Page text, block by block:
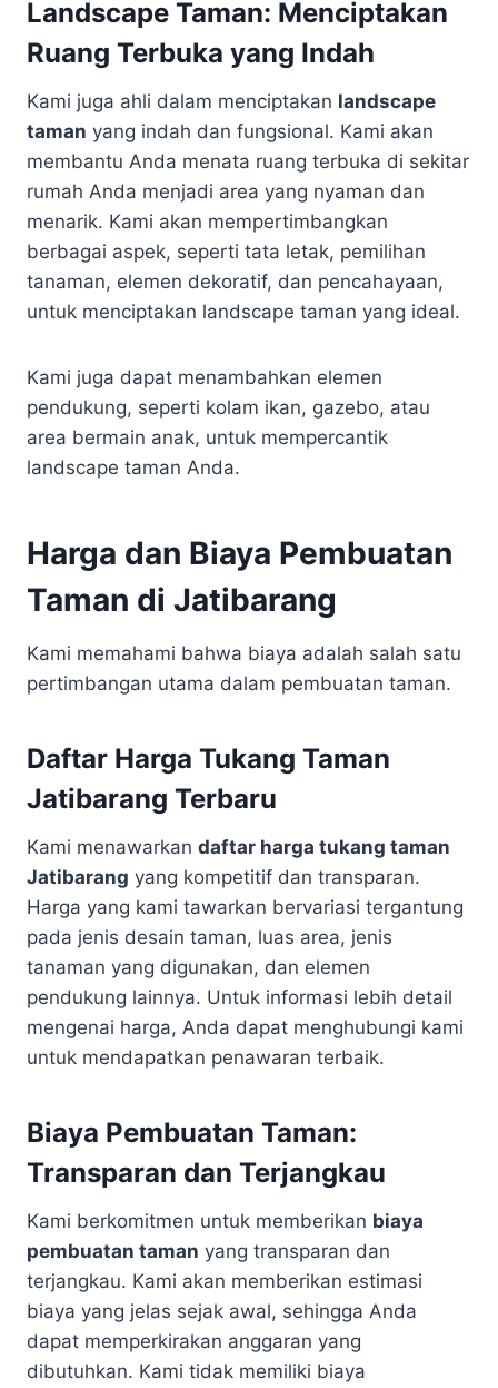
Landscape Taman: Menciptakan
Ruang Terbuka yang Indah
Kami juga ahli dalam menciptakan landscape
taman yang indah dan fungsional. Kami akan
membantu Anda menata ruang terbuka di sekitar
rumah Anda menjadi area yang nyaman dan
menarik. Kami akan mempertimbangkan
berbagai aspek, seperti tata letak, pemilihan
tanaman, elemen dekoratif, dan pencahayaan,
untuk menciptakan landscape taman yang ideal.
Kami juga dapat menambahkan elemen
pendukung, seperti kolam ikan, gazebo, atau
area bermain anak, untuk mempercantik
landscape taman Anda.
Harga dan Biaya Pembuatan
Taman di Jatibarang
Kami memahami bahwa biaya adalah salah satu
pertimbangan utama dalam pembuatan taman.
Daftar Harga Tukang Taman
Jatibarang Terbaru
Kami menawarkan daftar harga tukang taman
Jatibarang yang kompetitif dan transparan.
Harga yang kami tawarkan bervariasi tergantung
pada jenis desain taman, luas area, jenis
tanaman yang digunakan, dan elemen
pendukung lainnya. Untuk informasi lebih detail
mengenai harga, Anda dapat menghubungi kami
untuk mendapatkan penawaran terbaik.
Biaya Pembuatan Taman:
Transparan dan Terjangkau
Kami berkomitmen untuk memberikan biaya
pembuatan taman yang transparan dan
terjangkau. Kami akan memberikan estimasi
biaya yang jelas sejak awal, sehingga Anda
dapat memperkirakan anggaran yang
dibutuhkan. Kami tidak memiliki biaya